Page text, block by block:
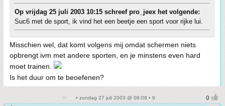
Op vrijdag 25 juli 2003 10:15 schreef pro_jeex het volgende:
Suc6 met de sport, ik vind het een beetje een sport voor rijke lui.
Misschien wel, dat komt volgens mij omdat schermen niets
opbrengt ivm met andere sporten, en je minstens even hard
moet trainen.
Is het duur om te beoefenen?
• zondag 27 juli 2003 @ 08:08 • 9